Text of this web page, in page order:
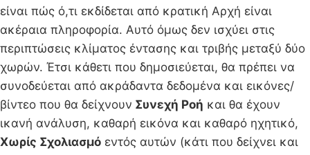
είναι πώς ό,τι εκδίδεται από κρατική Αρχή είναι
ακέραια πληροφορία. Αυτό όμως δεν ισχύει στις
περιπτώσεις κλίματος έντασης και τριβής μεταξύ δύο
χωρών. Έτσι κάθετι που δημοσιεύεται, θα πρέπει να
συνοδεύεται από ακράδαντα δεδομένα και εικόνες/
βίντεο που θα δείχνουν Συνεχή Ροή και θα έχουν
ικανή ανάλυση, καθαρή εικόνα και καθαρό ηχητικό,
Χωρίς Σχολιασμό εντός αυτών (κάτι που δείχνει και